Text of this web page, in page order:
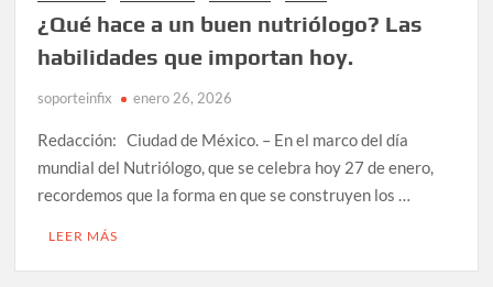
¿Qué hace a un buen nutriólogo? Las
habilidades que importan hoy.
soporteinfix enero 26, 2026
Redacción: Ciudad de México. – En el marco del día
mundial del Nutriólogo, que se celebra hoy 27 de enero,
recordemos que la forma en que se construyen los …
LEER MÁS